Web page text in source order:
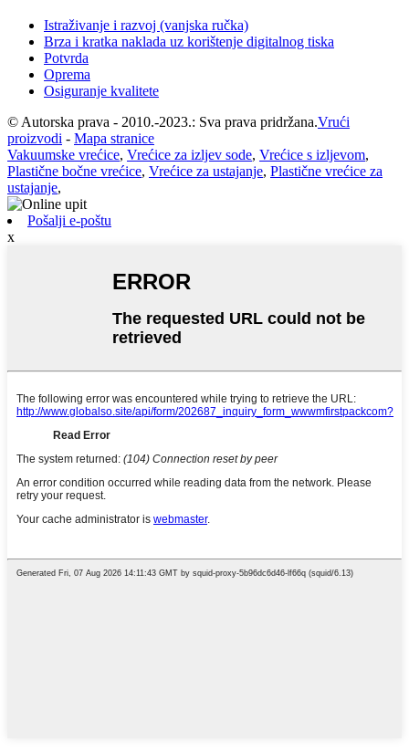
Istraživanje i razvoj (vanjska ručka)
Brza i kratka naklada uz korištenje digitalnog tiska
Potvrda
Oprema
Osiguranje kvalitete
© Autorska prava - 2010.-2023.: Sva prava pridržana.Vrući
proizvodi - Mapa stranice
Vakuumske vrećice, Vrećice za izljev sode, Vrećice s izljevom,
Plastične bočne vrećice, Vrećice za ustajanje, Plastične vrećice za
ustajanje,
Pošalji e-poštu
x